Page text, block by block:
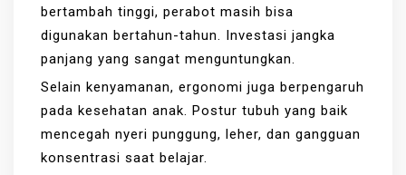
bertambah tinggi, perabot masih bisa
digunakan bertahun-tahun. Investasi jangka
panjang yang sangat menguntungkan.
Selain kenyamanan, ergonomi juga berpengaruh
pada kesehatan anak. Postur tubuh yang baik
mencegah nyeri punggung, leher, dan gangguan
konsentrasi saat belajar.